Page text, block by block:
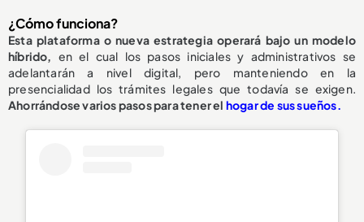
¿Cómo funciona?
Esta plataforma o nueva estrategia operará bajo un modelo
híbrido, en el cual los pasos iniciales y administrativos se
adelantarán a nivel digital, pero manteniendo en la
presencialidad los trámites legales que todavía se exigen.
Ahorrándose varios pasos para tener el hogar de sus sueños.